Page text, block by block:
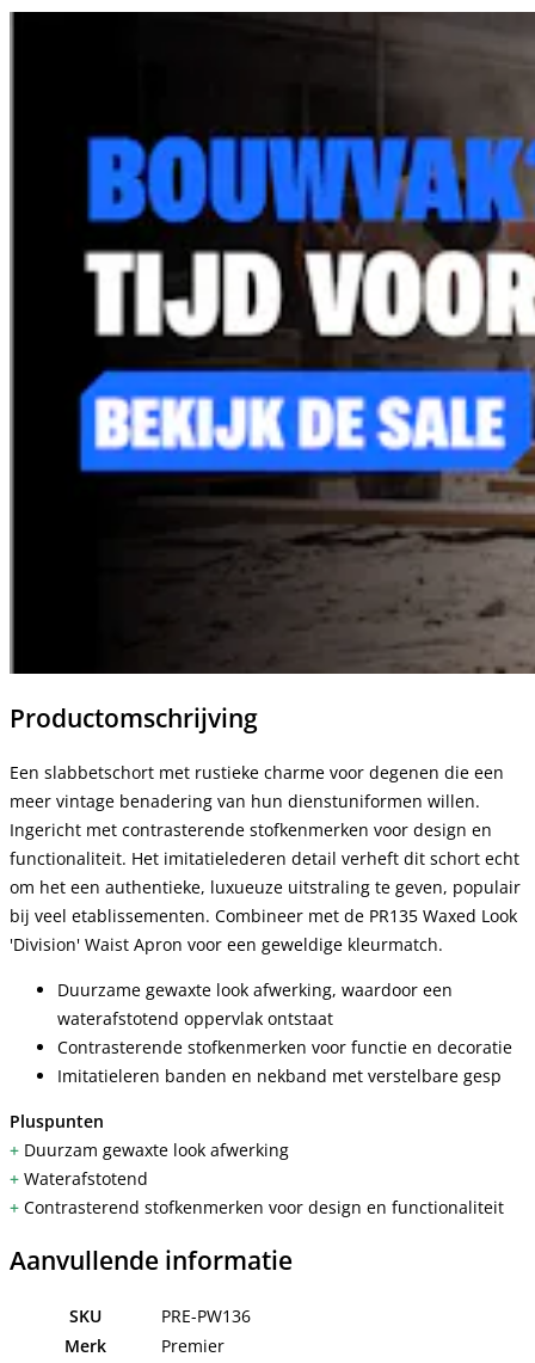
Productomschrijving
Een slabbetschort met rustieke charme voor degenen die een
meer vintage benadering van hun dienstuniformen willen.
Ingericht met contrasterende stofkenmerken voor design en
functionaliteit. Het imitatielederen detail verheft dit schort echt
om het een authentieke, luxueuze uitstraling te geven, populair
bij veel etablissementen. Combineer met de PR135 Waxed Look
'Division' Waist Apron voor een geweldige kleurmatch.
Duurzame gewaxte look afwerking, waardoor een
waterafstotend oppervlak ontstaat
Contrasterende stofkenmerken voor functie en decoratie
Imitatieleren banden en nekband met verstelbare gesp
Pluspunten
+ Duurzam gewaxte look afwerking
+ Waterafstotend
+ Contrasterend stofkenmerken voor design en functionaliteit
Aanvullende informatie
SKU
PRE-PW136
Merk
Premier